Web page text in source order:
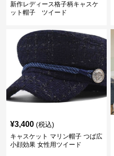
新作レディース格子柄キャスケ
ット帽子 ツイード
¥3,400 (税込)
キャスケット マリン帽子 つば広
小顔効果 女性用ツイード